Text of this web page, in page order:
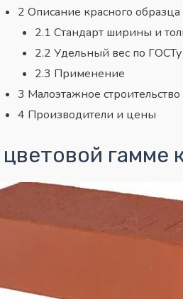
2 Описание красного образца
2.1 Стандарт ширины и
2.2 Удельный вес по ГОСТу
2.3 Применение
3 Малоэтажное
4 Производители и цены
гамме